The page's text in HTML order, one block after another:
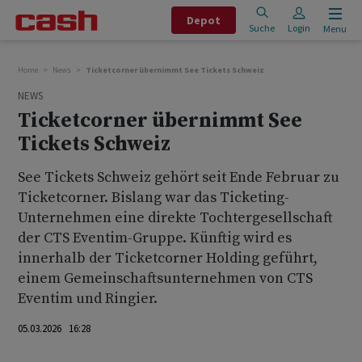
Depot
Suche Login Menu
Home News Ticketcorner übernimmt See Tickets Schweiz
NEWS
Ticketcorner übernimmt See
Tickets Schweiz
See Tickets Schweiz gehört seit Ende Februar zu
Ticketcorner. Bislang war das Ticketing-
Unternehmen eine direkte Tochtergesellschaft
der CTS Eventim-Gruppe. Künftig wird es
innerhalb der Ticketcorner Holding geführt,
einem Gemeinschaftsunternehmen von CTS
Eventim und Ringier.
05.03.2026 16:28